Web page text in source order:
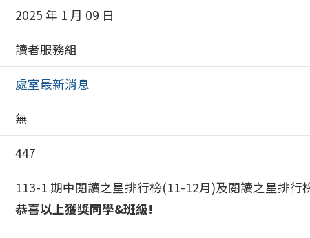
2025 年 1 月 09 日
讀者服務組
處室最新消息
無
447
113-1 期中閱讀之星排行榜(11-12月)及閱讀之星排行
恭喜以上獲獎同學&班級!